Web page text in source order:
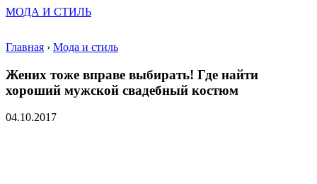
МОДА И СТИЛЬ
Главная › Мода и стиль
Жених тоже вправе выбирать! Где найти
хороший мужской свадебный костюм
04.10.2017